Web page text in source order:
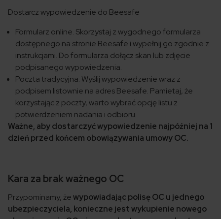
Dostarcz wypowiedzenie do Beesafe
Formularz online. Skorzystaj z wygodnego formularza
dostępnego na stronie Beesafe i wypełnij go zgodnie z
instrukcjami. Do formularza dołącz skan lub zdjęcie
podpisanego wypowiedzenia.
Poczta tradycyjna. Wyślij wypowiedzenie wraz z
podpisem listownie na adres Beesafe. Pamietaj, że
korzystając z poczty, warto wybrać opcję listu z
potwierdzeniem nadania i odbioru.
Ważne, aby dostarczyć wypowiedzenie najpóźniej na 1
dzień przed końcem obowiązywania umowy OC.
Kara za brak ważnego OC
Przypominamy, żewypowiadając polisę OC u jednego
ubezpieczyciela, konieczne jest wykupienie nowego